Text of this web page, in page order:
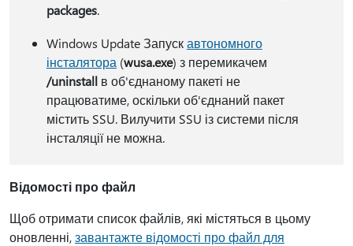
packages.
Windows Update Запускавтономного
інсталятора (wusa.exe) з перемикачем
/uninstallв об'єднаному пакеті не
працюватиме, оскільки об'єднаний пакет
містить SSU. Вилучити SSU із системи після
інсталяції не можна.
Відомості про файл
Щоб отримати список файлів, які містяться в цьому
оновленні,завантажте відомості про файл для